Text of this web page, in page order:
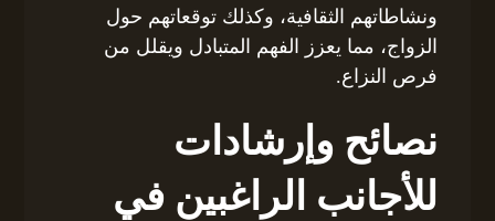
ونشاطاتهم الثقافية، وكذلك توقعاتهم حول
الزواج، مما يعزز الفهم المتبادل ويقلل من
فرص النزاع.
نصائح وإرشادات
للأجانب الراغبين في